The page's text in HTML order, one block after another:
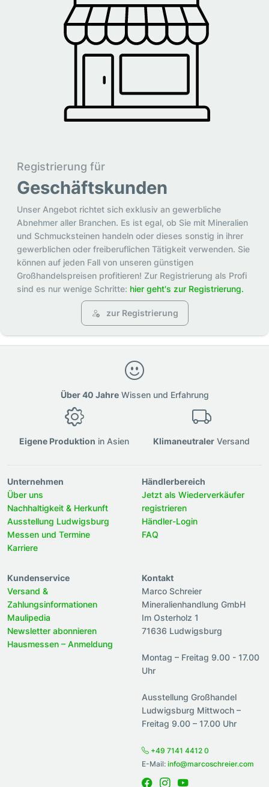
Registrierung für
Geschäftskunden
Unser Angebot richtet sich exklusiv an gewerbliche
Abnehmer aller Branchen. Es ist egal, ob Sie mit Mineralien
und Schmucksteinen handeln oder dieses sonstig in ihrer
gewerblichen oder freiberuflichen Tätigkeit verwenden. Sie
können auf jeden Fall von unseren günstigen
Großhandelspreisen profitieren! Zur Registrierung als Profi
sind es nur wenige Schritte: hier geht's zur Registrierung.
zur Registrierung
Über 40 JahreWissen und Erfahrung
Eigene Produktion in Asien Klimaneutraler Versand
Unternehmen
Über uns
Nachhaltigkeit & Herkunft
Ausstellung Ludwigsburg
Messen und Termine
Karriere
Händlerbereich
Jetzt als Wiederverkäufer
registrieren
Händler-Login
FAQ
Kundenservice
Versand &
Zahlungsinformationen
Maulipedia
Newsletter abonnieren
Hausmessen – Anmeldung
Kontakt
Marco Schreier
Mineralienhandlung GmbH
Im Osterholz 1
71636 Ludwigsburg
Montag – Freitag 9.00 - 17.00
Uhr
Ausstellung Großhandel
Ludwigsburg Mittwoch –
Freitag 9.00 – 17.00 Uhr
+49 7141 4412 0
E-Mail: info@marcoschreier.com